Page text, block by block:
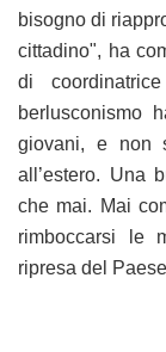
bisogno di
cittadino", ha
di
berlusconismo
giovani, e non
all’estero. Una
che mai. Mai
rimboccarsi le
ripresa del